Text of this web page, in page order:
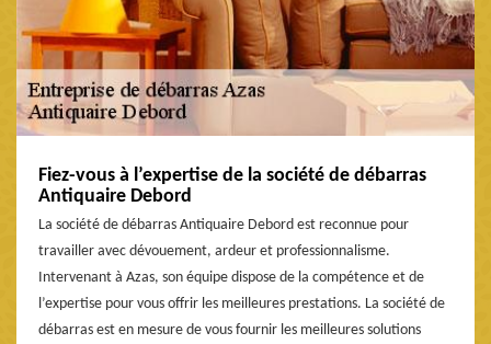
Fiez-vous à l’expertise de la société de débarras
Antiquaire Debord
La société de débarras Antiquaire Debord est reconnue pour
travailler avec dévouement, ardeur et professionnalisme.
Intervenant à Azas, son équipe dispose de la compétence et de
l’expertise pour vous offrir les meilleures prestations. La société de
débarras est en mesure de vous fournir les meilleures solutions